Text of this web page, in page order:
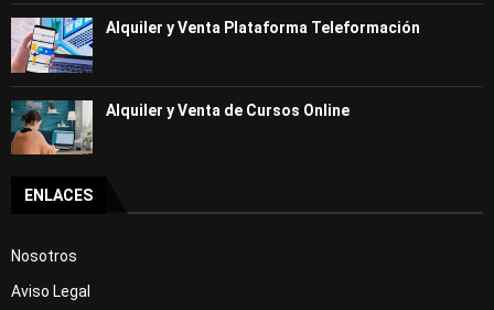
Alquiler y Venta Plataforma Teleformación
Alquiler y Venta de Cursos Online
ENLACES
Nosotros
Aviso Legal